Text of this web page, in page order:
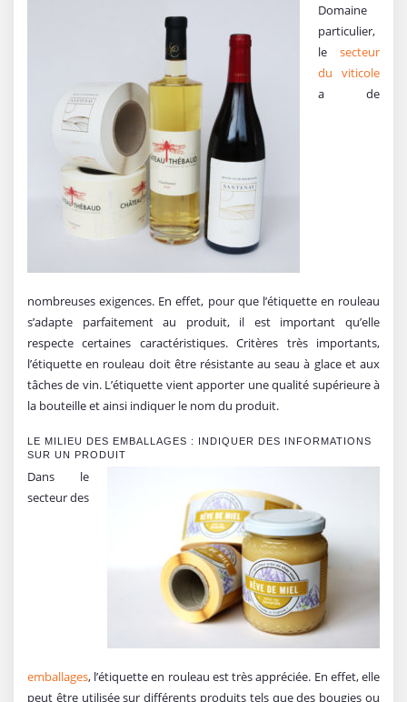
Domaine
particulier,
le secteur
du viticole
a de
nombreuses exigences. En effet, pour que l’étiquette en rouleau
s’adapte parfaitement au produit, il est important qu’elle
respecte certaines caractéristiques. Critères très importants,
l’étiquette en rouleau doit être résistante au seau à glace et aux
tâches de vin. L’étiquette vient apporter une qualité supérieure à
la bouteille et ainsi indiquer le nom du produit.
LE MILIEU DES EMBALLAGES : INDIQUER DES INFORMATIONS
SUR UN PRODUIT
Dans le
secteur des
emballages, l’étiquette en rouleau est très appréciée. En effet, elle
peut être utilisée sur différents produits tels que des bougies ou